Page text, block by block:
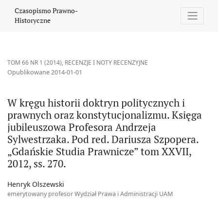
Czasopismo Prawno-
Historyczne
TOM 66 NR 1 (2014), RECENZJE I NOTY RECENZYJNE
W kręgu historii doktryn politycznych i
prawnych oraz konstytucjonalizmu. Księga
jubileuszowa Profesora Andrzeja
Sylwestrzaka. Pod red. Dariusza Szpopera.
„Gdańskie Studia Prawnicze” tom XXVII,
2012, ss. 270.
Opublikowane 2014-01-01
Henryk Olszewski
emerytowany profesor Wydział Prawa i Administracji UAM